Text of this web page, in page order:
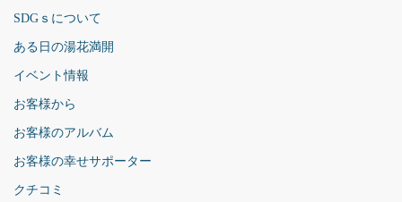
SDGｓについて
ある日の湯花満開
イベント情報
お客様から
お客様のアルバム
お客様の幸せサポーター
クチコミ